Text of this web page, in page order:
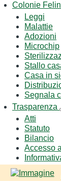
Colonie
Leggi
Malattie
Adozioni
Microchip
Stallo
Casa in
Segnala
Trasparenza
Atti
Statuto
Bilancio
Accesso